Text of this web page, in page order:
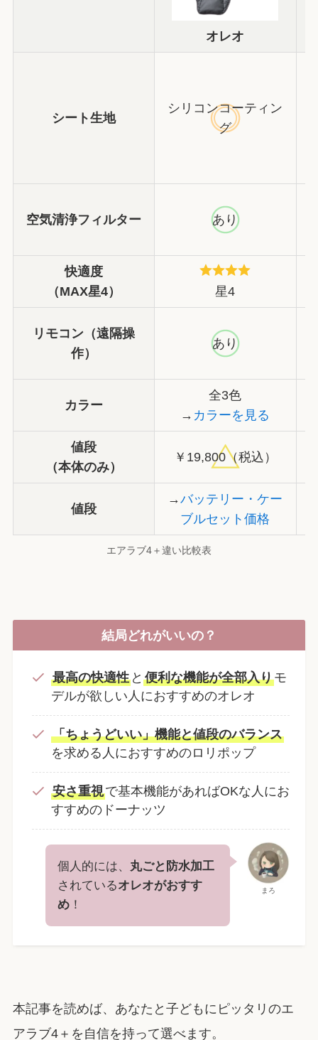
オレオ
シート生地
シリコンコーティン
グ
空気清浄フィルター あり
快適度
（MAX星4）
星4
リモコン（遠隔操
作）
あり
カラー
全3色
→ カラーを見る
値段
（本体のみ）
￥19,800（税込）
値段
→バッテリー・ケー
ブルセット価格
エアラブ4＋違い比較表
結局どれがいいの？
最高の快適性と 便利な機能が全部入りモ
デルが欲しい人におすすめのオレオ
「ちょうどいい」機能と値段のバランス
を求める人におすすめのロリポップ
安さ重視で基本機能があればOKな人にお
すすめのドーナッツ
まろ
個人的には、 丸ごと防水加工
されているオレオがおすす
め ！
本記事を読めば、あなたと子どもにピッタリのエ
アラブ4＋を自信を持って選べます。